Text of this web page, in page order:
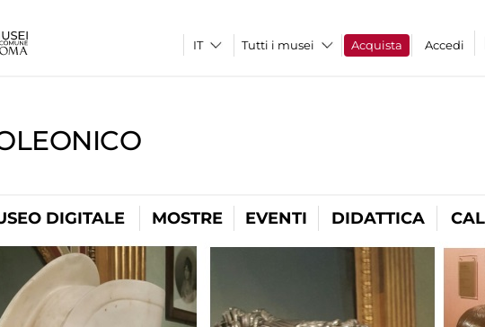
Tutti i musei Acquista Accedi
DIGITALE MOSTRE EVENTI DIDATTICA